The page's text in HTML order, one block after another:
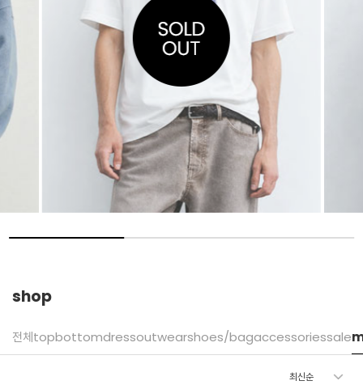
shop
전체topbottomdressoutwearshoes/bagaccessoriessale